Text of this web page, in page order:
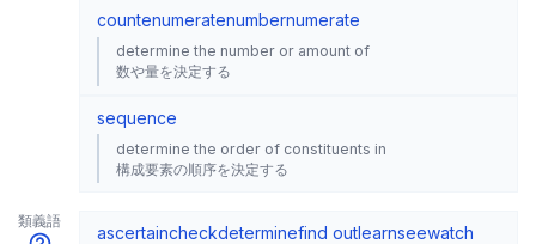
countenumeratenumbernumerate
determine the number or amount of
数や量を決定する
sequence
determine the order of constituents in
構成要素の順序を決定する
類義語
ascertaincheckdeterminefind outlearnseewatch